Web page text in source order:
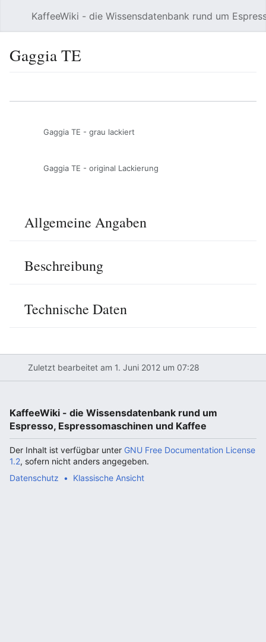
KaffeeWiki - die Wissensdatenbank rund um
Gaggia TE
Gaggia TE - grau lackiert
Gaggia TE - original Lackierung
Allgemeine Angaben
Beschreibung
Technische Daten
Zuletzt bearbeitet am 1. Juni 2012 um 07:28
KaffeeWiki - die Wissensdatenbank rund um
Espresso, Espressomaschinen und Kaffee
Der Inhalt ist verfügbar unter GNU Free Documentation License
1.2, sofern nicht anders angegeben.
Datenschutz
Klassische Ansicht